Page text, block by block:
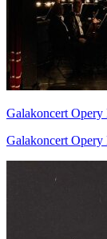
Galakoncert
Galakoncert Opery